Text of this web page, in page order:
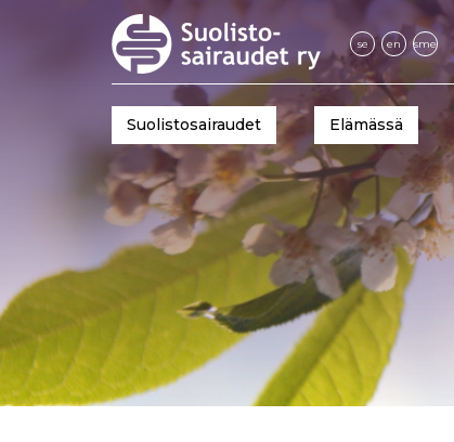
se en sme
Suolistosairaudet Elämässä